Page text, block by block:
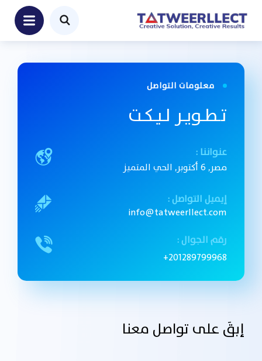
معلومات التواصل
تـطـويـر لـيـكـت
عنواننا :
مصر, 6 أكتوبر, الحي المتميز
إيميل التواصل :
info@tatweerllect.com
رقم الجوال :
201289799968+
إبقَ على تواصل معنا